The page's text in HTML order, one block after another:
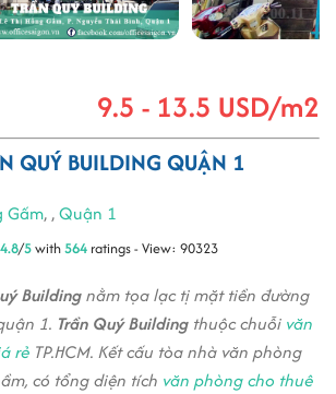
9.5 - 13.5 USD/m2
QUÝ BUILDING QUẬN 1
Gấm,,Quận 1
4.8/5with564 ratings - View: 90323
Buildingnằm tọa lạc tị mặt tiền đường
1. Trần Quý Building thuộc chuỗi văn
rẻ TP.HCM. Kết cấu tòa nhà văn phòng
có tổng diện tích văn phòng cho thuê